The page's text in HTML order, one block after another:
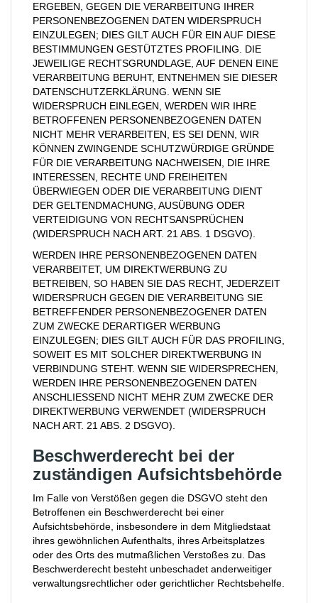
ERGEBEN, GEGEN DIE VERARBEITUNG IHRER
PERSONENBEZOGENEN DATEN WIDERSPRUCH
EINZULEGEN; DIES GILT AUCH FÜR EIN AUF DIESE
BESTIMMUNGEN GESTÜTZTES PROFILING. DIE
JEWEILIGE RECHTSGRUNDLAGE, AUF DENEN EINE
VERARBEITUNG BERUHT, ENTNEHMEN SIE DIESER
DATENSCHUTZERKLÄRUNG. WENN SIE
WIDERSPRUCH EINLEGEN, WERDEN WIR IHRE
BETROFFENEN PERSONENBEZOGENEN DATEN
NICHT MEHR VERARBEITEN, ES SEI DENN, WIR
KÖNNEN ZWINGENDE SCHUTZWÜRDIGE GRÜNDE
FÜR DIE VERARBEITUNG NACHWEISEN, DIE IHRE
INTERESSEN, RECHTE UND FREIHEITEN
ÜBERWIEGEN ODER DIE VERARBEITUNG DIENT
DER GELTENDMACHUNG, AUSÜBUNG ODER
VERTEIDIGUNG VON RECHTSANSPRÜCHEN
(WIDERSPRUCH NACH ART. 21 ABS. 1 DSGVO).
WERDEN IHRE PERSONENBEZOGENEN DATEN
VERARBEITET, UM DIREKTWERBUNG ZU
BETREIBEN, SO HABEN SIE DAS RECHT, JEDERZEIT
WIDERSPRUCH GEGEN DIE VERARBEITUNG SIE
BETREFFENDER PERSONENBEZOGENER DATEN
ZUM ZWECKE DERARTIGER WERBUNG
EINZULEGEN; DIES GILT AUCH FÜR DAS PROFILING,
SOWEIT ES MIT SOLCHER DIREKTWERBUNG IN
VERBINDUNG STEHT. WENN SIE WIDERSPRECHEN,
WERDEN IHRE PERSONENBEZOGENEN DATEN
ANSCHLIESSEND NICHT MEHR ZUM ZWECKE DER
DIREKTWERBUNG VERWENDET (WIDERSPRUCH
NACH ART. 21 ABS. 2 DSGVO).
Beschwerde­recht bei der
zuständigen Aufsichts­behörde
Im Falle von Verstößen gegen die DSGVO steht den
Betroffenen ein Beschwerderecht bei einer
Aufsichtsbehörde, insbesondere in dem Mitgliedstaat
ihres gewöhnlichen Aufenthalts, ihres Arbeitsplatzes
oder des Orts des mutmaßlichen Verstoßes zu. Das
Beschwerderecht besteht unbeschadet anderweitiger
verwaltungsrechtlicher oder gerichtlicher Rechtsbehelfe.